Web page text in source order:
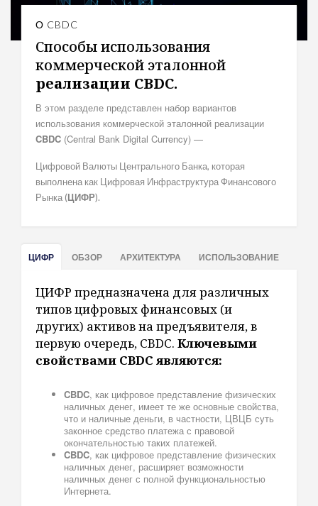
О CBDC
Способы использования
коммерческой эталонной
реализации CBDC.
В этом разделе представлен набор вариантов
использования коммерческой эталонной реализации
CBDC (Central Bank Digital Currency) —
Цифровой Валюты Центрального Банка, которая
выполнена как Цифровая Инфраструктура Финансового
Рынка (ЦИФР).
ЦИФР ОБЗОР АРХИТЕКТУРА ИСПОЛЬЗОВАНИЕ
ЦИФР предназначена для различных
типов цифровых финансовых (и
других) активов на предъявителя, в
первую очередь, CBDC. Ключевыми
свойствами CBDC являются:
CBDC, как цифровое представление физических
наличных денег, имеет те же основные свойства,
что и наличные деньги, в частности, ЦВЦБ суть
законное средство платежа с правовой
окончательностью таких платежей.
CBDC, как цифровое представление физических
наличных денег, расширяет возможности
наличных денег с полной функциональностью
Интернета.